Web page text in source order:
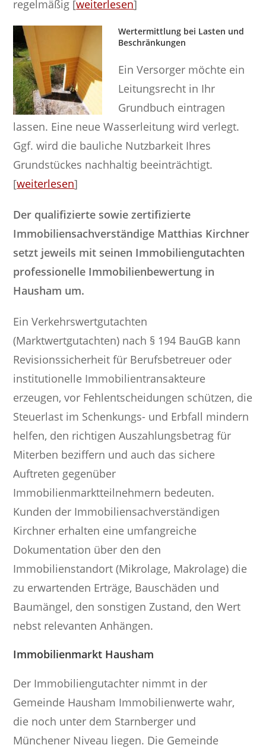
regelmäßig [weiterlesen]
Wertermittlung bei Lasten und
Beschränkungen
Ein Versorger möchte ein
Leitungsrecht in Ihr
Grundbuch eintragen
lassen. Eine neue Wasserleitung wird verlegt.
Ggf. wird die bauliche Nutzbarkeit Ihres
Grundstückes nachhaltig beeinträchtigt.
[weiterlesen]
Der qualifizierte sowie zertifizierte
Immobiliensachverständige Matthias Kirchner
setzt jeweils mit seinen Immobiliengutachten
professionelle Immobilienbewertung in
Hausham um.
Ein Verkehrswertgutachten
(Marktwertgutachten) nach § 194 BauGB kann
Revisionssicherheit für Berufsbetreuer oder
institutionelle Immobilientransakteure
erzeugen, vor Fehlentscheidungen schützen, die
Steuerlast im Schenkungs- und Erbfall mindern
helfen, den richtigen Auszahlungsbetrag für
Miterben beziffern und auch das sichere
Auftreten gegenüber
Immobilienmarktteilnehmern bedeuten.
Kunden der Immobiliensachverständigen
Kirchner erhalten eine umfangreiche
Dokumentation über den den
Immobilienstandort (Mikrolage, Makrolage) die
zu erwartenden Erträge, Bauschäden und
Baumängel, den sonstigen Zustand, den Wert
nebst relevanten Anhängen.
Immobilienmarkt Hausham
Der Immobiliengutachter nimmt in der
Gemeinde Hausham Immobilienwerte wahr,
die noch unter dem Starnberger und
Münchener Niveau liegen. Die Gemeinde